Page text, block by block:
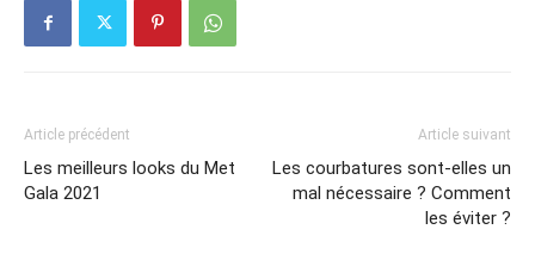
Article précédent
Les meilleurs looks du Met
Gala 2021
Article suivant
Les courbatures sont-elles un
mal nécessaire ? Comment
les éviter ?